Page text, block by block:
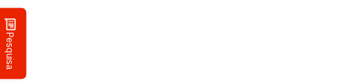
Pesquisa